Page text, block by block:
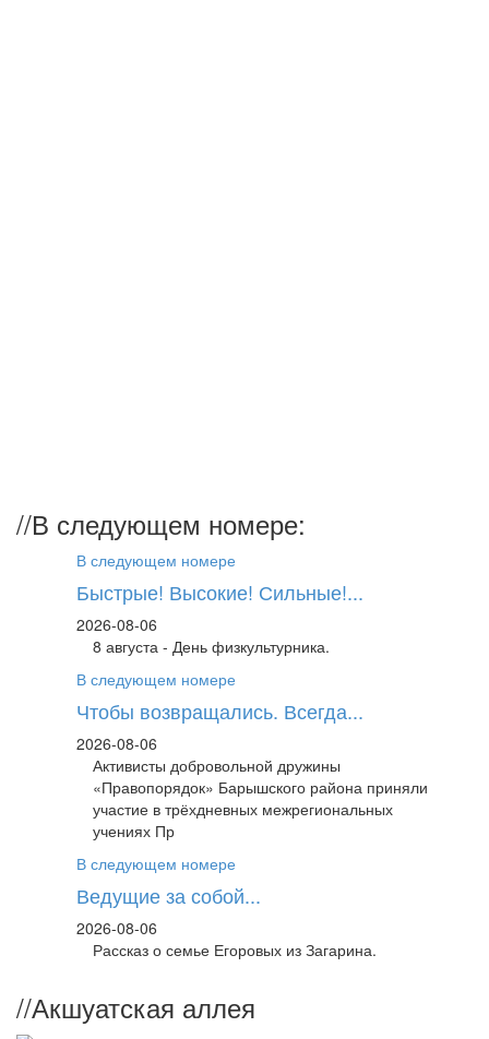
//В следующем номере:
В следующем номере
Быстрые! Высокие! Сильные!...
2026-08-06
8 августа - День физкультурника.
В следующем номере
Чтобы возвращались. Всегда...
2026-08-06
Активисты добровольной дружины
«Правопорядок» Барышского района приняли
участие в трёхдневных межрегиональных
учениях Пр
В следующем номере
Ведущие за собой...
2026-08-06
Рассказ о семье Егоровых из Загарина.
//Акшуатская аллея